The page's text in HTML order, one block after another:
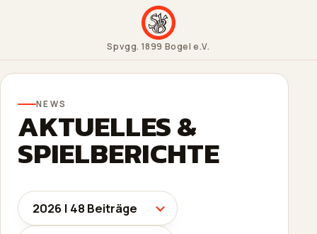
Spvgg. 1899 Bogel e.V.
NEWS
AKTUELLES &
SPIELBERICHTE